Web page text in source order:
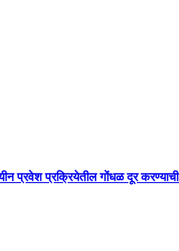
प्रवेश प्रक्रियेतील गोंधळ दूर